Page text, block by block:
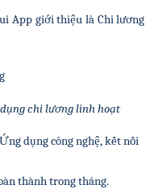
App giới thiệu là Chi lương
chi lương linh hoạt
dụng công nghệ, kết nối
thành trong tháng.